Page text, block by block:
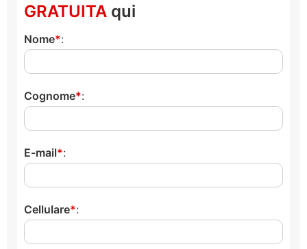
GRATUITA qui
Nome :
Cognome :
E-mail :
Cellulare :